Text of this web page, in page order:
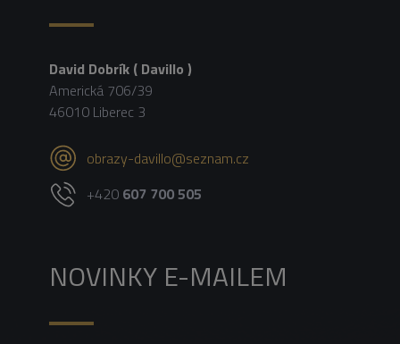
David Dobrík ( Davillo )
Americká 706/39
46010 Liberec 3
obrazy-davillo@seznam.cz
+420 607 700 505
NOVINKY E-MAILEM